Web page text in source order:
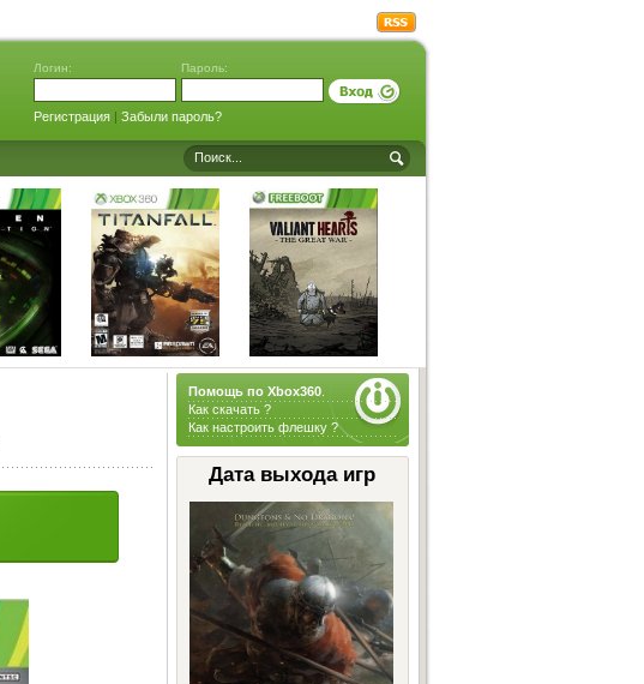
Логин: Пароль:
Регистрация| Забыли пароль?
Помощь по Xbox360.
Как скачать ?
Как настроить флешку ?
Дата выхода игр